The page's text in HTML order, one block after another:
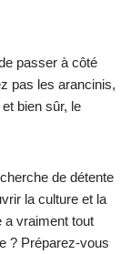
passer à côté
pas les arancinis,
bien sûr, le
de détente
la culture et la
a vraiment tout
? Préparez-vous